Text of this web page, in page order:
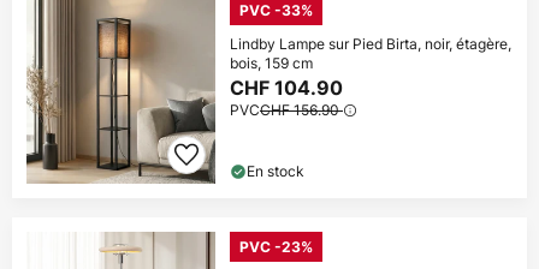
PVC -33%
Lindby Lampe sur Pied Birta, noir, étagère,
bois, 159 cm
CHF 104.90
PVCCHF 156.90
En stock
PVC -23%